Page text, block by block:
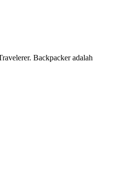
Backpacker adalah